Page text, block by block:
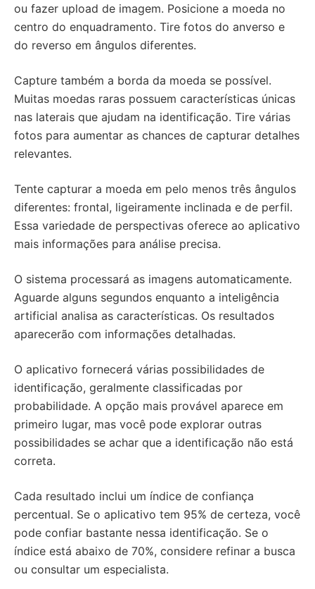
ou fazer upload de imagem. Posicione a moeda no
centro do enquadramento. Tire fotos do anverso e
do reverso em ângulos diferentes.
Capture também a borda da moeda se possível.
Muitas moedas raras possuem características únicas
nas laterais que ajudam na identificação. Tire várias
fotos para aumentar as chances de capturar detalhes
relevantes.
Tente capturar a moeda em pelo menos três ângulos
diferentes: frontal, ligeiramente inclinada e de perfil.
Essa variedade de perspectivas oferece ao aplicativo
mais informações para análise precisa.
O sistema processará as imagens automaticamente.
Aguarde alguns segundos enquanto a inteligência
artificial analisa as características. Os resultados
aparecerão com informações detalhadas.
O aplicativo fornecerá várias possibilidades de
identificação, geralmente classificadas por
probabilidade. A opção mais provável aparece em
primeiro lugar, mas você pode explorar outras
possibilidades se achar que a identificação não está
correta.
Cada resultado inclui um índice de confiança
percentual. Se o aplicativo tem 95% de certeza, você
pode confiar bastante nessa identificação. Se o
índice está abaixo de 70%, considere refinar a busca
ou consultar um especialista.